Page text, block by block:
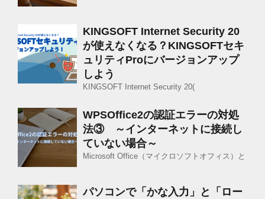
KINGSOFT Internet Security 20
が使えなくなる？KINGSOFTセキ
ュリティProにバージョンアップ
しよう
KINGSOFT Internet Security 20(
WPSOffice2の認証エラーの対処
法③ ～インターネットに接続し
ていない場合～
Microsoft Office（マイクロソフトオフィス）と
パソコンで「かな入力」と「ロー